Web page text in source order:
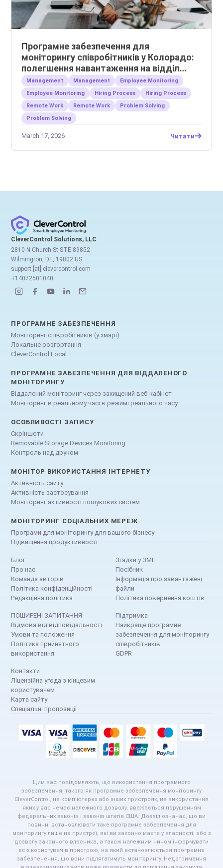
Програмне забезпечення для
моніторингу співробітників у Колорадо:
полегшення навантаження на відділ
кадрів та управління віддаленими
командами
Management Management
Employee Monitoring
Employee Monitoring
Hiring Process
Hiring Process
Remote Work
Remote Work
Problem Solving
Problem Solving
March 17, 2026 Читати
CleverControl Solutions, LLC
2810 N Church St STE 89852
Wilmington, DE, 19802 US
support [at] clevercontrol.com
+14072501040
ПРОГРАМНЕ ЗАБЕЗПЕЧЕННЯ
Моніторинг співробітників (у хмарі)
Локальне розгортання
CleverControl Local
ПРОГРАМНЕ ЗАБЕЗПЕЧЕННЯ ДЛЯ ВІДДАЛЕНОГО
МОНІТОРИНГУ
Віддалений моніторинг через захищений веб-кабінет
Моніторинг в реальному часі в режимі реального часу
ОСОБЛИВОСТІ ЗАПИСУ
Скріншоти
Removable Storage Devices Monitoring
Контроль над друком
МОНІТОР ВИКОРИСТАННЯ ІНТЕРНЕТУ
Активність сайту
Активність застосування
Моніторинг активності пошукових систем
МОНІТОРИНГ СОЦІАЛЬНИХ МЕРЕЖ
Програми для моніторингу для вашого бізнесу
Підвищення продуктивності
Блог
Про нас
Команда авторів
Політика конфіденційності
Редакційна політика
Згадки у ЗМІ
Посібник
Інформація про завантажені
файли
Політика повернення коштів
ПОШИРЕНІ ЗАПИТАННЯ
Відмова від відповідальності
Умови та положення
Політика прийнятного
використання
Підтримка
Найкраще програмне
забезпечення для моніторингу
співробітників
GDPR
Контакти
Ліцензійна угода з кінцевим
користувачем
Карта сайту
Спеціальні пропозиції
Цим вас повідомляють, що використання програмного
забезпечення, такого як програмне забезпечення моніторингу
CleverControl, на комп’ютерах або інших пристроях, на використання
яких у вас немає належного дозволу, вважається порушенням
федеральних законів і законів штатів США. Дозвіл означає, що ви
повинні встановлювати таке програмне забезпечення для
моніторингу лише на пристрої, які ви законно маєте у власності, або з
дозволу законного власника, а також належним чином інформувати
всіх користувачів пристрою, на який встановлюється програмне
забезпечення, що вони підлягатимуть моніторингу. Недотримання